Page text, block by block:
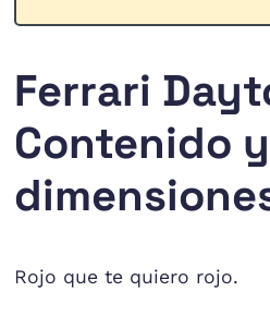
Ferrari
Contenido y
Rojo que te quiero rojo.